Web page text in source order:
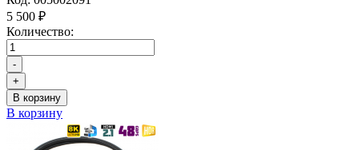
5 500 ₽
Количество:
-
+
В корзину
В корзину